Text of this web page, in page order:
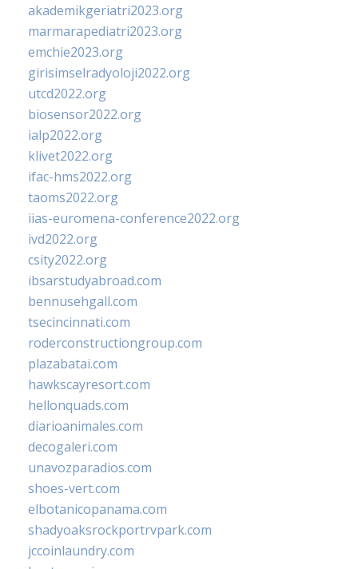
akademikgeriatri2023.org
marmarapediatri2023.org
emchie2023.org
girisimselradyoloji2022.org
utcd2022.org
biosensor2022.org
ialp2022.org
klivet2022.org
ifac-hms2022.org
taoms2022.org
iias-euromena-conference2022.org
ivd2022.org
csity2022.org
ibsarstudyabroad.com
bennusehgall.com
tsecincinnati.com
roderconstructiongroup.com
plazabatai.com
hawkscayresort.com
hellonquads.com
diarioanimales.com
decogaleri.com
unavozparadios.com
shoes-vert.com
elbotanicopanama.com
shadyoaksrockportrvpark.com
jccoinlaundry.com